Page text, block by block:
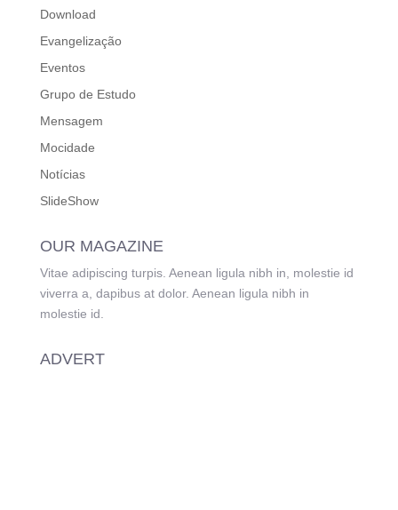
Download
Evangelização
Eventos
Grupo de Estudo
Mensagem
Mocidade
Notícias
SlideShow
OUR MAGAZINE
Vitae adipiscing turpis. Aenean ligula nibh in, molestie id
viverra a, dapibus at dolor. Aenean ligula nibh in
molestie id.
ADVERT